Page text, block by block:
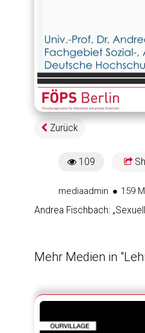
Geladen:
2.70%
Zurück
109
mediaadmin 159
Andrea Fischbach:
Mehr Medien in